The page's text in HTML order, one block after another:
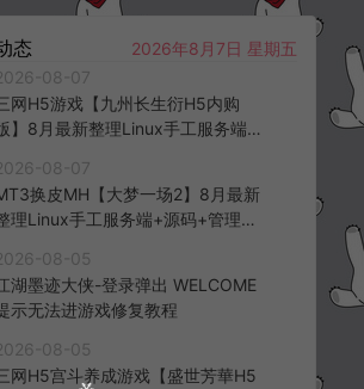
态
2026年8月7日 星期五
08-07
网H5游戏【九州长生衍H5内购
】8月最新整理Linux手工服务端
户端+详细搭建教程+视频教程
08-07
换皮MH【大梦一场2】8月最新
理Linux手工服务端+源码+管理后
教程
08-05
湖墨迹大侠-登录弹出 WELCOME
示无法进游戏修复教程
08-05
网H5宫斗养成游戏【盛世芳華H5